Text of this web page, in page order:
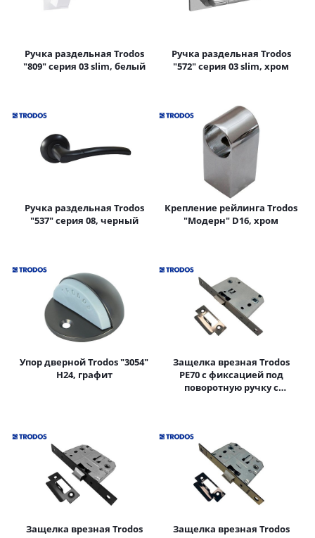
Ручка раздельная Trodos
"809" серия 03 slim, белый
Ручка раздельная Trodos
"572" серия 03 slim, хром
Ручка раздельная Trodos
"537" серия 08, черный
Крепление рейлинга Trodos
"Модерн" D16, хром
Упор дверной Trodos "3054"
Н24, графит
Защелка врезная Trodos
PE70 с фиксацией под
поворотную ручку с
Защелка врезная Trodos
Защелка врезная Trodos